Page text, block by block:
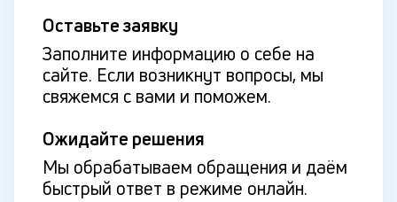
Оставьте заявку
Заполните информацию о себе на
сайте. Если возникнут вопросы, мы
свяжемся с вами и поможем.
Ожидайте решения
Мы обрабатываем обращения и даём
быстрый ответ в режиме онлайн.